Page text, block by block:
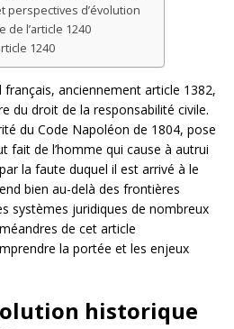
perspectives d’évolution
de l’article 1240
1240
français, anciennement article 1382,
du droit de la responsabilité civile.
du Code Napoléon de 1804, pose
fait de l’homme qui cause à autrui
la faute duquel il est arrivé à le
bien au-delà des frontières
systèmes juridiques de nombreux
de cet article
la portée et les enjeux
historique